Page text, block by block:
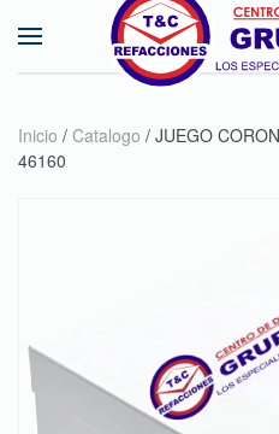
Skip to main content
Inicio / Catalogo / JUEGO
46160